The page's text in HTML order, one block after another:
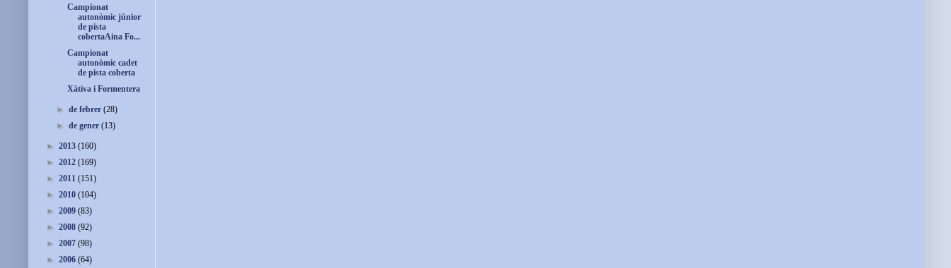
Campionat
autonòmic júnior
de pista
cobertaAina Fo...
Campionat
autonòmic cadet
de pista coberta
Xàtiva i Formentera
►de febrer(28)
►de gener(13)
► 2013 (160)
► 2012 (169)
► 2011 (151)
► 2010 (104)
► 2009 (83)
► 2008 (92)
► 2007 (98)
► 2006 (64)